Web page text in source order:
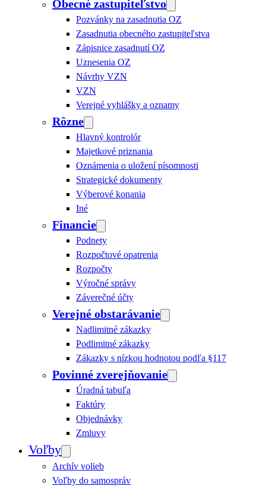
Obecné zastupiteľstvo
Pozvánky na zasadnutia OZ
Zasadnutia obecného zastupiteľstva
Zápisnice zasadnutí OZ
Uznesenia OZ
Návrhy VZN
VZN
Verejné vyhlášky a oznamy
Rôzne
Hlavný kontrolór
Majetkové priznania
Oznámenia o uložení písomnosti
Strategické dokumenty
Výberové konania
Iné
Financie
Podnety
Rozpočtové opatrenia
Rozpočty
Výročné správy
Záverečné účty
Verejné obstarávanie
Nadlimitné zákazky
Podlimitné zákazky
Zákazky s nízkou hodnotou podľa §117
Povinné zverejňovanie
Úradná tabuľa
Faktúry
Objednávky
Zmluvy
Voľby
Archív volieb
Voľby do samospráv